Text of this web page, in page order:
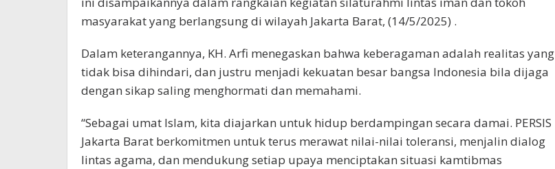
masyarakat yang berlangsung di wilayah Jakarta Barat, (14/5/2025) .
Dalam keterangannya, KH. Arfi menegaskan bahwa keberagaman adalah realitas yang
tidak bisa dihindari, dan justru menjadi kekuatan besar bangsa Indonesia bila dijaga
dengan sikap saling menghormati dan memahami.
“Sebagai umat Islam, kita diajarkan untuk hidup berdampingan secara damai. PERSIS
Jakarta Barat berkomitmen untuk terus merawat nilai-nilai toleransi, menjalin dialog
lintas agama, dan mendukung setiap upaya menciptakan situasi kamtibmas